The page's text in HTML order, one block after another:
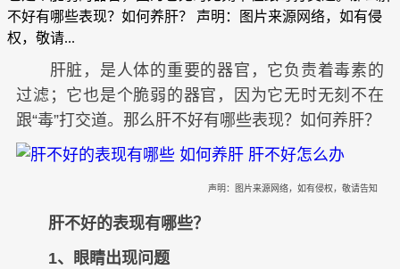
不好有哪些表现？如何养肝？ 声明：图片来源网络，如有侵
权，敬请...
肝脏，是人体的重要的器官，它负责着毒素的
过滤；它也是个脆弱的器官，因为它无时无刻不在
跟“毒”打交道。那么肝不好有哪些表现？如何养肝？
声明：图片来源网络，如有侵权，敬请告知
肝不好的表现有哪些？
1、眼睛出现问题